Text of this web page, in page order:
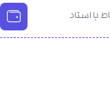
با استاد